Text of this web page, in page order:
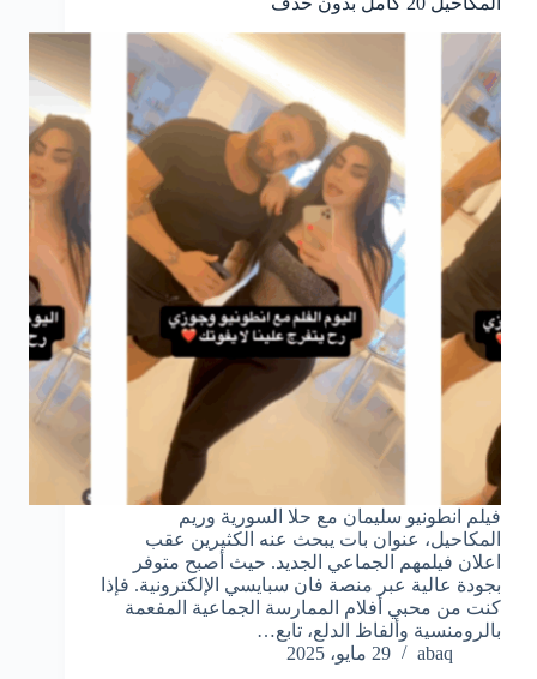
فيلم انطونيو سليمان مع حلا السورية وريم
المكاحيل، عنوان بات يبحث عنه الكثيرين عقب
اعلان فيلمهم الجماعي الجديد. حيث أصبح متوفر
بجودة عالية عبر منصة فان سبايسي الإلكترونية. فإذا
كنت من محبي أفلام الممارسة الجماعية المفعمة
بالرومنسية وألفاظ الدلع، تابع…
abaq
29 مايو، 2025